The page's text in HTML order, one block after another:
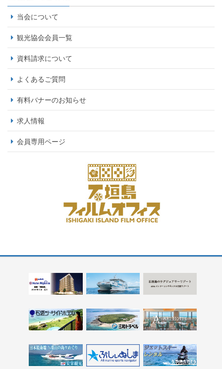
当会について
観光協会会員一覧
資料請求について
よくあるご質問
有料バナーのお知らせ
求人情報
会員専用ページ